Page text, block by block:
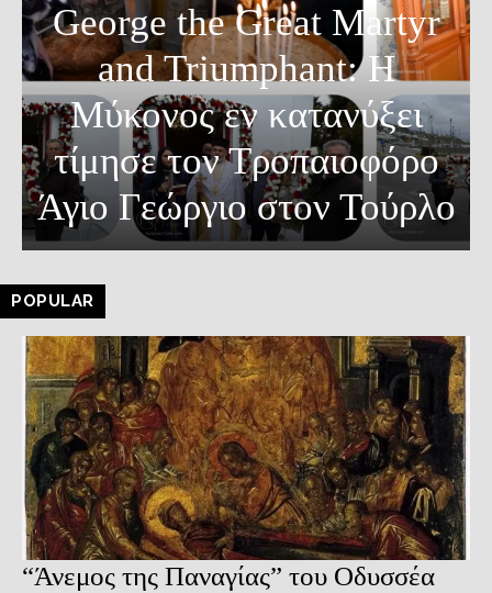
George the Great Martyr
and Triumphant: Η
Μύκονος εν κατανύξει
τίμησε τον Τροπαιοφόρο
Άγιο Γεώργιο στον Τούρλο
POPULAR
“Άνεμος της Παναγίας” του Οδυσσέα